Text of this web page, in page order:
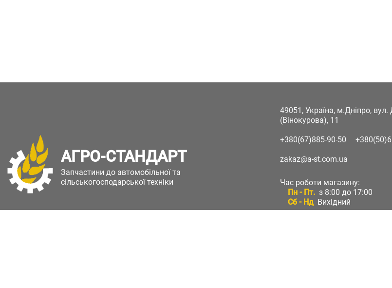
АГРО-СТАНДАРТ
Запчастини до автомобільної та
сільськогосподарської техніки
49051, Україна, м.Дніпро, вул.
(Вінокурова), 11
+380(67)885-90-50
zakaz@a-st.com.ua
Час роботи магазину:
Пн - Пт. з 8:00 до 17:00
Сб - Нд Вихідний